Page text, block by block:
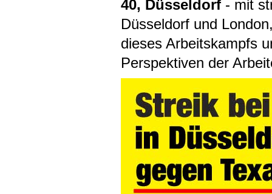
40, Düsseldorf - mit
Düsseldorf und
dieses Arbeitskampfs
Perspektiven der